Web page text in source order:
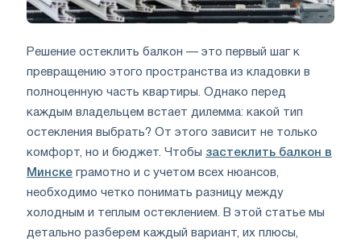
Решение остеклить балкон — это первый шаг к
превращению этого пространства из кладовки в
полноценную часть квартиры. Однако перед
каждым владельцем встает дилемма: какой тип
остекления выбрать? От этого зависит не только
комфорт, но и бюджет. Чтобы застеклить балкон в
Минске грамотно и с учетом всех нюансов,
необходимо четко понимать разницу между
холодным и теплым остеклением. В этой статье мы
детально разберем каждый вариант, их плюсы,